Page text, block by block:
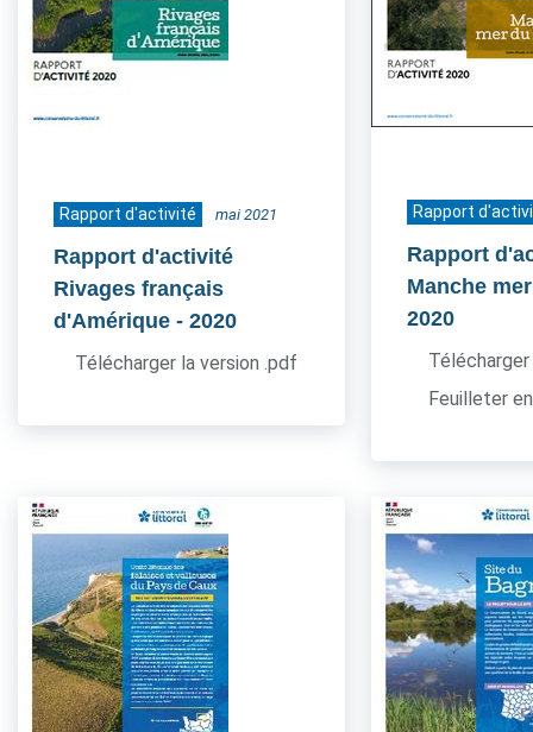
Rapport d'activité mai 2021
Rapport d'activité
Rivages français
d'Amérique - 2020
Télécharger la version .pdf
Rapport
Rapport
Manche
2020
Feuilleter